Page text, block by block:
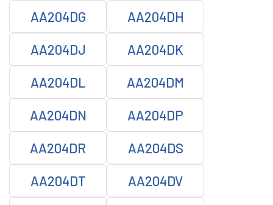
AA204DG AA204DH
AA204DJ AA204DK
AA204DL AA204DM
AA204DN AA204DP
AA204DR AA204DS
AA204DT AA204DV